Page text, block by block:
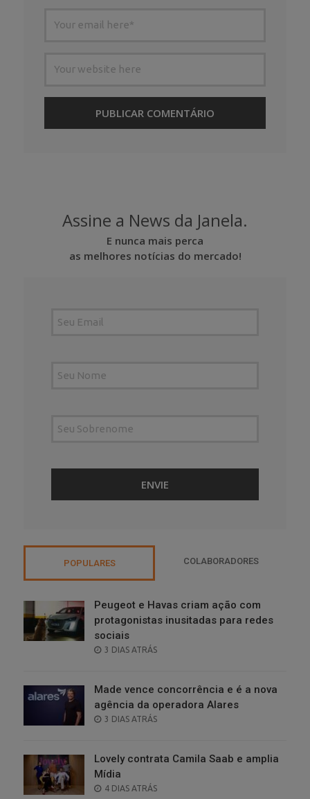
Assine a News da Janela.
E nunca mais perca
as melhores notícias do mercado!
POPULARES COLABORADORES
Peugeot e Havas criam ação com
protagonistas inusitadas para redes
sociais
POSTED
3 DIAS ATRÁS
Made vence concorrência e é a nova
agência da operadora Alares
POSTED
3 DIAS ATRÁS
Lovely contrata Camila Saab e amplia
Mídia
POSTED
4 DIAS ATRÁS